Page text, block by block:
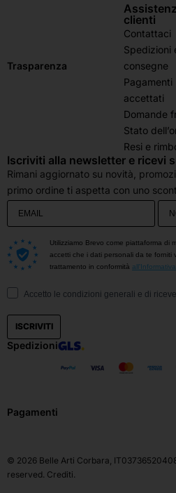
Trasparenza
clienti
Contattaci
Spedizioni
consegne
Pagamenti
accettati
Domande
Stato
Resi e
Iscriviti alla newsletter e ricevi
Rimani aggiornato su novità,
primo ordine ti aspetta con uno
Utilizziamo Brevo come piattaforma di
accetti che i dati personali da te forniti
trattamento in conformità
Accetto le condizioni generali e di
ISCRIVITI
Spedizioni
Pagamenti
© 2026 Belle Arti Corbara,
reserved. Crediti.